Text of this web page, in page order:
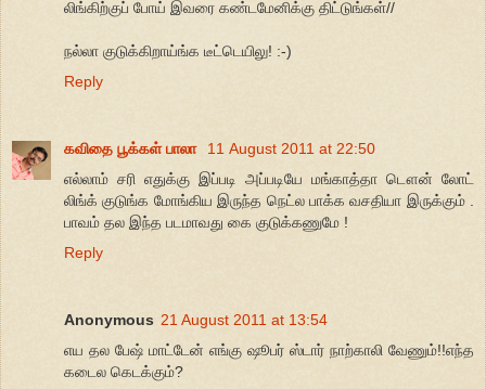
லிங்கிற்குப் போய் இவரை கண்டமேனிக்கு திட்டுங்கள்//
நல்லா குடுக்கிறாய்ங்க டீட்டெயிலு! :-)
Reply
கவிதை பூக்கள் பாலா
11 August 2011 at 22:50
எல்லாம் சரி எதுக்கு இப்படி அப்படியே மங்காத்தா டௌன் லோட்
லிங்க் குடுங்க மோங்கிய இருந்த நெட்ல பாக்க வசதியா இருக்கும் .
பாவம் தல இந்த படமாவது கை குடுக்கணுமே !
Reply
Anonymous 21 August 2011 at 13:54
எய தல பேஷ் மாட்டேன் எங்கு ஷூபர் ஸ்டார் நாற்காலி வேணும்!!எந்த
கடைல கெடக்கும்?